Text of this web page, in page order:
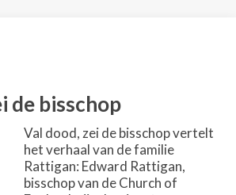
de bisschop
Val dood, zei de bisschop vertelt
het verhaal van de familie
Rattigan: Edward Rattigan,
bisschop van de Church of